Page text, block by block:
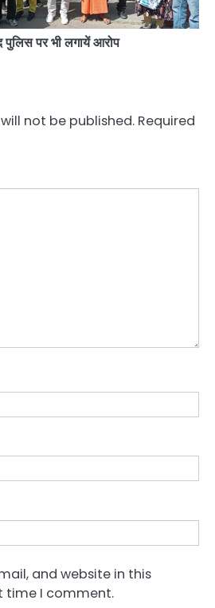
पुलिस पर भी लगायें आरोप
not be published. Required
and website in this
time I comment.